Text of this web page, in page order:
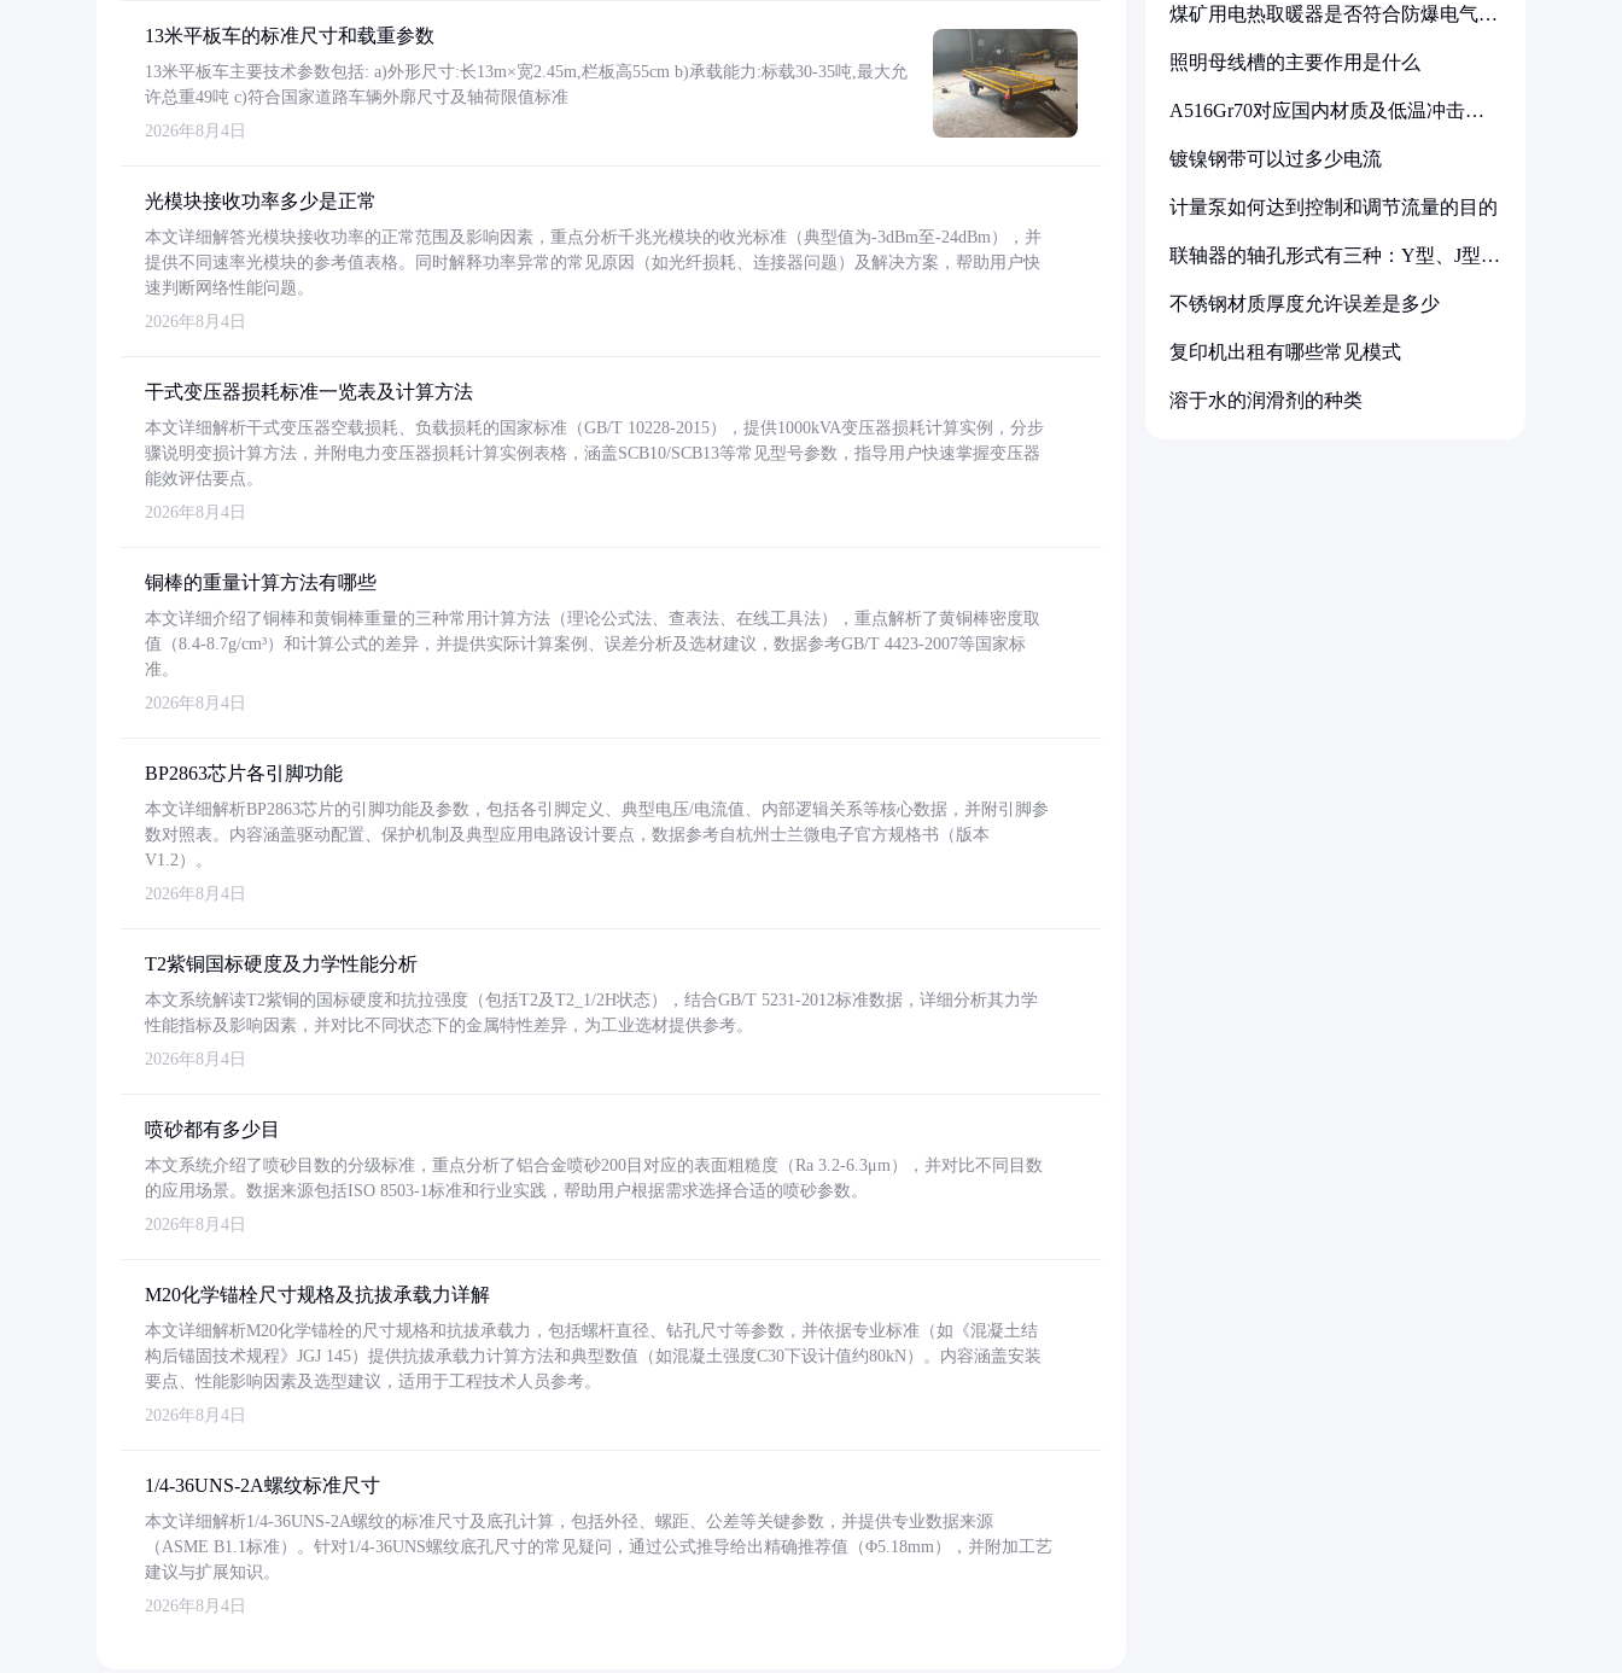
13米平板车的标准尺寸和载重参数
13米平板车主要技术参数包括: a)外形尺寸:长13m×宽2.45m,栏板高55cm b)承载能力:标载30-35吨,最大允
许总重49吨 c)符合国家道路车辆外廓尺寸及轴荷限值标准
2026年8月4日
光模块接收功率多少是正常
本文详细解答光模块接收功率的正常范围及影响因素，重点分析千兆光模块的收光标准（典型值为-3dBm至-24dBm），并
提供不同速率光模块的参考值表格。同时解释功率异常的常见原因（如光纤损耗、连接器问题）及解决方案，帮助用户快
速判断网络性能问题。
2026年8月4日
干式变压器损耗标准一览表及计算方法
本文详细解析干式变压器空载损耗、负载损耗的国家标准（GB/T 10228-2015），提供1000kVA变压器损耗计算实例，分步
骤说明变损计算方法，并附电力变压器损耗计算实例表格，涵盖SCB10/SCB13等常见型号参数，指导用户快速掌握变压器
能效评估要点。
2026年8月4日
铜棒的重量计算方法有哪些
本文详细介绍了铜棒和黄铜棒重量的三种常用计算方法（理论公式法、查表法、在线工具法），重点解析了黄铜棒密度取
值（8.4-8.7g/cm³）和计算公式的差异，并提供实际计算案例、误差分析及选材建议，数据参考GB/T 4423-2007等国家标
准。
2026年8月4日
BP2863芯片各引脚功能
本文详细解析BP2863芯片的引脚功能及参数，包括各引脚定义、典型电压/电流值、内部逻辑关系等核心数据，并附引脚参
数对照表。内容涵盖驱动配置、保护机制及典型应用电路设计要点，数据参考自杭州士兰微电子官方规格书（版本
V1.2）。
2026年8月4日
T2紫铜国标硬度及力学性能分析
本文系统解读T2紫铜的国标硬度和抗拉强度（包括T2及T2_1/2H状态），结合GB/T 5231-2012标准数据，详细分析其力学
性能指标及影响因素，并对比不同状态下的金属特性差异，为工业选材提供参考。
2026年8月4日
喷砂都有多少目
本文系统介绍了喷砂目数的分级标准，重点分析了铝合金喷砂200目对应的表面粗糙度（Ra 3.2-6.3μm），并对比不同目数
的应用场景。数据来源包括ISO 8503-1标准和行业实践，帮助用户根据需求选择合适的喷砂参数。
2026年8月4日
M20化学锚栓尺寸规格及抗拔承载力详解
本文详细解析M20化学锚栓的尺寸规格和抗拔承载力，包括螺杆直径、钻孔尺寸等参数，并依据专业标准（如《混凝土结
构后锚固技术规程》JGJ 145）提供抗拔承载力计算方法和典型数值（如混凝土强度C30下设计值约80kN）。内容涵盖安装
要点、性能影响因素及选型建议，适用于工程技术人员参考。
2026年8月4日
1/4-36UNS-2A螺纹标准尺寸
本文详细解析1/4-36UNS-2A螺纹的标准尺寸及底孔计算，包括外径、螺距、公差等关键参数，并提供专业数据来源
（ASME B1.1标准）。针对1/4-36UNS螺纹底孔尺寸的常见疑问，通过公式推导给出精确推荐值（Φ5.18mm），并附加工艺
建议与扩展知识。
2026年8月4日
煤矿用电热取暖器是否符合防爆电气设
照明母线槽的主要作用是什么
A516Gr70对应国内材质及低温冲击要
镀镍钢带可以过多少电流
计量泵如何达到控制和调节流量的目的
联轴器的轴孔形式有三种：Y型、J型、
不锈钢材质厚度允许误差是多少
复印机出租有哪些常见模式
溶于水的润滑剂的种类